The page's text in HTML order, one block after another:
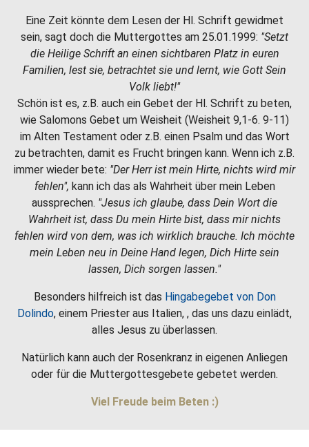
Eine Zeit könnte dem Lesen der Hl. Schrift gewidmet
sein, sagt doch die Muttergottes am 25.01.1999: "Setzt
die Heilige Schrift an einen sichtbaren Platz in euren
Familien, lest sie, betrachtet sie und lernt, wie Gott Sein
Volk liebt!"
Schön ist es, z.B. auch ein Gebet der Hl. Schrift zu beten,
wie Salomons Gebet um Weisheit (Weisheit 9,1-6. 9-11)
im Alten Testament oder z.B. einen Psalm und das Wort
zu betrachten, damit es Frucht bringen kann. Wenn ich z.B.
immer wieder bete: "Der Herr ist mein Hirte, nichts wird mir
fehlen", kann ich das als Wahrheit über mein Leben
aussprechen. "Jesus ich glaube, dass Dein Wort die
Wahrheit ist, dass Du mein Hirte bist, dass mir nichts
fehlen wird von dem, was ich wirklich brauche. Ich möchte
mein Leben neu in Deine Hand legen, Dich Hirte sein
lassen, Dich sorgen lassen."
Besonders hilfreich ist das Hingabegebet von Don
Dolindo, einem Priester aus Italien, , das uns dazu einlädt,
alles Jesus zu überlassen.
Natürlich kann auch der Rosenkranz in eigenen Anliegen
oder für die Muttergottesgebete gebetet werden.
Viel Freude beim Beten :)